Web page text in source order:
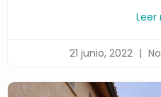
Leer
21 junio, 2022